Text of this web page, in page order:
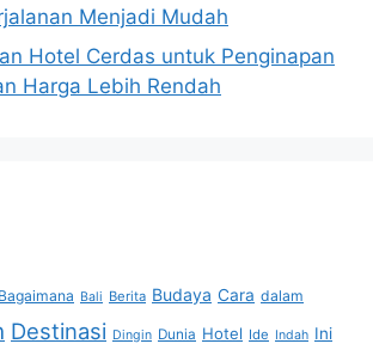
Menjadi Mudah
Hotel Cerdas untuk Penginapan
Harga Lebih Rendah
Bagaimana Bali Berita Budaya Cara dalam
Destinasi Dingin Dunia Hotel Ide Indah Ini